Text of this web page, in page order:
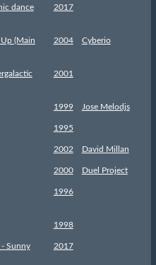
dance
2017
(Main
2004 Cyberio
2001
1999 Jose Melodjs
1995
2002 David Millan
2000 Duel Project
1996
1998
- Sunny
2017